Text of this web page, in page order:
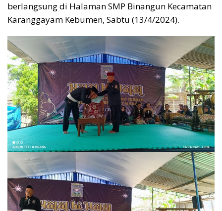
berlangsung di Halaman SMP Binangun Kecamatan
Karanggayam Kebumen, Sabtu (13/4/2024).